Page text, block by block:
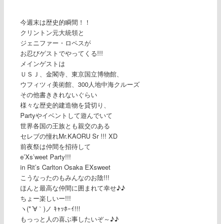
今週末は歴史的瞬間！！
クリントン元大統領と
ジェニファー・ロペスが
お忍びゲストでやってくる!!!
メインゲストは
ＵＳＪ、金閣寺、東京国立博物館、
ウフィツィ美術館、300人地中海クルーズ
その他書ききれないぐらい
様々な歴史的建造物を貸切り、
Partyやイベントして遊んでいて
世界各国の王族とも親交のある
セレブの憧れMr.KAORU Sr !!! XD
前夜祭は仲間を招待して
e’Xs’weet Party!!!
in Rit’s Carlton Osaka EXsweet
こうなったのもみんなのお陰!!!
ほんと最高な仲間に囲まれて幸せ♪♪
ちょー楽しいー!!!
ヽ(*´∀｀)ノ ｷｬｯﾎｰｲ!!!
もっっと人の喜ぶ事したいぞ～♪♪